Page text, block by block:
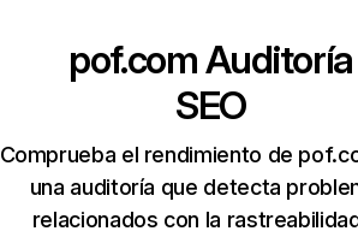
pof.comAuditoría
SEO
Comprueba el rendimiento de
una auditoría que detecta
relacionados con la